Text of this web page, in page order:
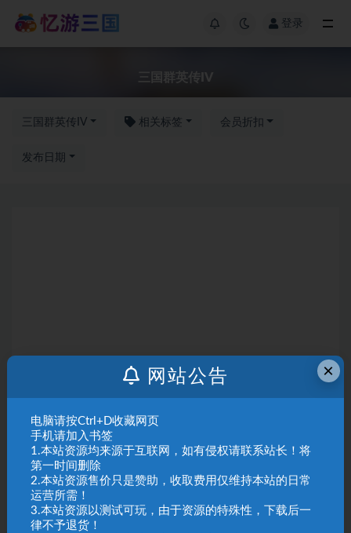
登录
三国群英传IV
三国群英传IV 相关标签 会员折扣
发布日期
×
网站公告
电脑请按Ctrl+D收藏网页
手机请加入书签
1.本站资源均来源于互联网，如有侵权请联系站长！将
第一时间删除
2.本站资源售价只是赞助，收取费用仅维持本站的日常
运营所需！
3.本站资源以测试可玩，由于资源的特殊性，下载后一
律不予退货！